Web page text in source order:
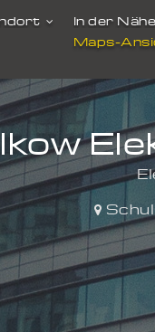
In der
Maps-